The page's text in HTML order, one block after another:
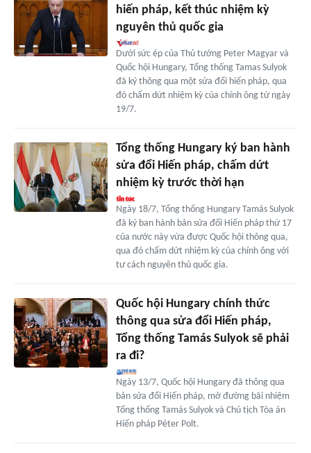
hiến pháp, kết thúc nhiệm kỳ
nguyên thủ quốc gia
Dưới sức ép của Thủ tướng Peter Magyar và
Quốc hội Hungary, Tổng thống Tamas Sulyok
đã ký thông qua một sửa đổi hiến pháp, qua
đó chấm dứt nhiệm kỳ của chính ông từ ngày
19/7.
Tổng thống Hungary ký ban hành
sửa đổi Hiến pháp, chấm dứt
nhiệm kỳ trước thời hạn
Ngày 18/7, Tổng thống Hungary Tamás Sulyok
đã ký ban hành bản sửa đổi Hiến pháp thứ 17
của nước này vừa được Quốc hội thông qua,
qua đó chấm dứt nhiệm kỳ của chính ông với
tư cách nguyên thủ quốc gia.
Quốc hội Hungary chính thức
thông qua sửa đổi Hiến pháp,
Tổng thống Tamás Sulyok sẽ phải
ra đi?
Ngày 13/7, Quốc hội Hungary đã thông qua
bản sửa đổi Hiến pháp, mở đường bãi nhiệm
Tổng thống Tamás Sulyok và Chủ tịch Tòa án
Hiến pháp Péter Polt.